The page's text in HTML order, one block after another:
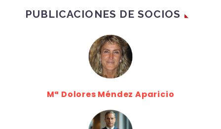
PUBLICACIONES DE SOCIOS
Mª Dolores Méndez Aparicio